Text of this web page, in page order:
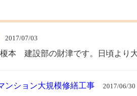
2017/07/03
本 建設部の財津です。日頃より
ンション大規模修繕工事 2017/06/30